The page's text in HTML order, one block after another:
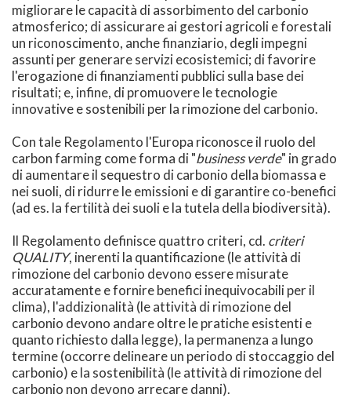
migliorare le capacità di assorbimento del carbonio
atmosferico; di assicurare ai gestori agricoli e forestali
un riconoscimento, anche finanziario, degli impegni
assunti per generare servizi ecosistemici; di favorire
l'erogazione di finanziamenti pubblici sulla base dei
risultati; e, infine, di promuovere le tecnologie
innovative e sostenibili per la rimozione del carbonio.
Con tale Regolamento l'Europa riconosce il ruolo del
carbon farming come forma di "business verde" in grado
di aumentare il sequestro di carbonio della biomassa e
nei suoli, di ridurre le emissioni e di garantire co-benefici
(ad es. la fertilità dei suoli e la tutela della biodiversità).
Il Regolamento definisce quattro criteri, cd. criteri
QUALITY, inerenti la quantificazione (le attività di
rimozione del carbonio devono essere misurate
accuratamente e fornire benefici inequivocabili per il
clima), l'addizionalità (le attività di rimozione del
carbonio devono andare oltre le pratiche esistenti e
quanto richiesto dalla legge), la permanenza a lungo
termine (occorre delineare un periodo di stoccaggio del
carbonio) e la sostenibilità (le attività di rimozione del
carbonio non devono arrecare danni).